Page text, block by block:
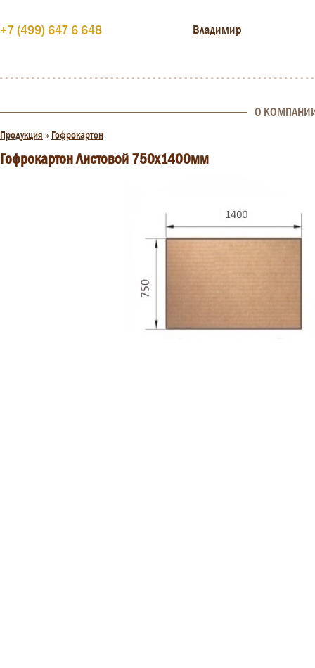
+7 (499) 647 6 648 Владимир
О
Продукция » Гофрокартон
Гофрокартон Листовой 750х1400мм